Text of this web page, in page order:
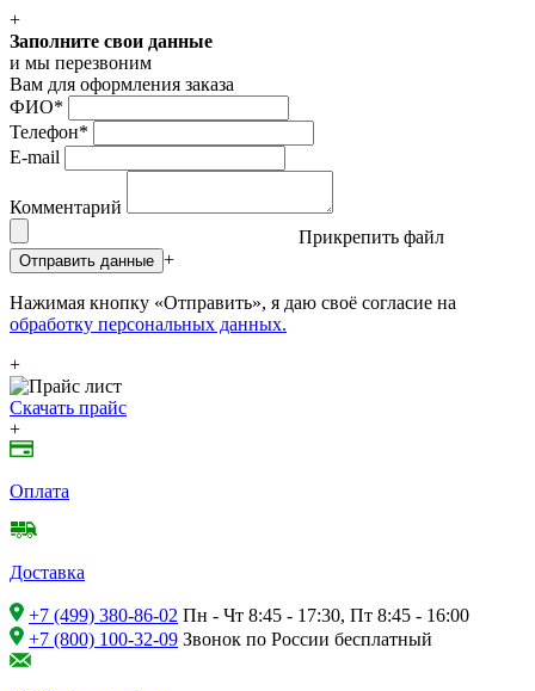
+
Заполните свои данные
и мы перезвоним
Вам для оформления заказа
ФИО*
Телефон*
E-mail
Комментарий
Прикрепить файл
Отправить данные +
Нажимая кнопку «Отправить», я даю своё согласие на
обработку персональных данных.
+
Скачать прайс
+
Оплата
Доставка
+7 (499) 380-86-02 Пн - Чт 8:45 - 17:30, Пт 8:45 - 16:00
+7 (800) 100-32-09 Звонок по России бесплатный